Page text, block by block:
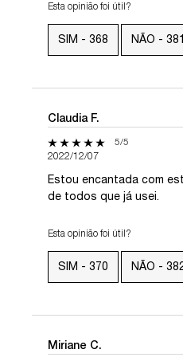
Esta opinião foi útil?
SIM - 368 NÃO - 381
Claudia F.
5 out of 5 stars. 5/5
2022/12/07
Estou encantada com
de todos que já usei.
Esta opinião foi útil?
SIM - 370 NÃO -
Miriane C.